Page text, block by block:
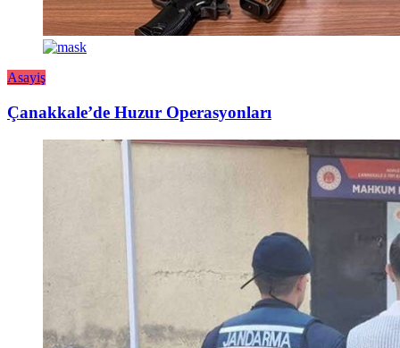
Asayiş
Çanakkale’de Huzur Operasyonları